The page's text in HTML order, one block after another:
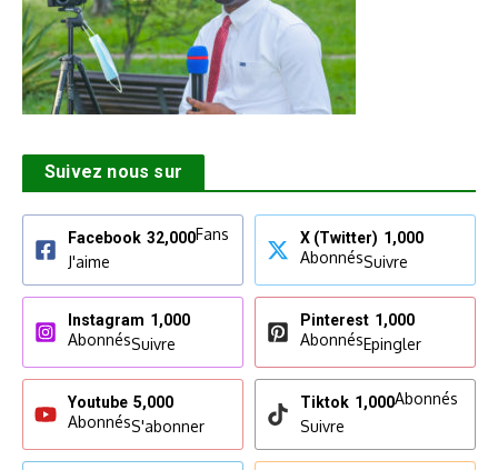
Suivez nous sur
Facebook 32,000Fans
J'aime
X (Twitter) 1,000
AbonnésSuivre
Instagram 1,000
AbonnésSuivre
Pinterest 1,000
AbonnésEpingler
Youtube 5,000
AbonnésS'abonner
Tiktok 1,000Abonnés
Suivre